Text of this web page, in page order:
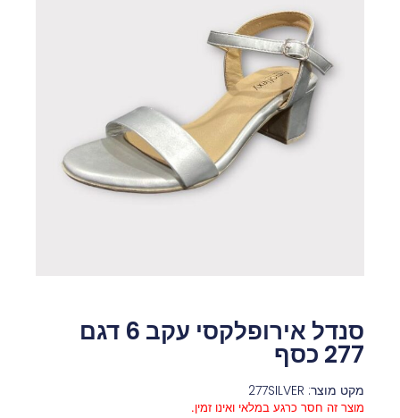
סנדל אירופלקסי עקב 6 דגם
277 כסף
מקט מוצר: 277SILVER
מוצר זה חסר כרגע במלאי ואינו זמין.